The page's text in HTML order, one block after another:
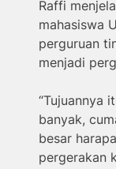
Raffi
mahasiswa
perguruan
menjadi
“Tujuannya
banyak,
besar
pergerakan